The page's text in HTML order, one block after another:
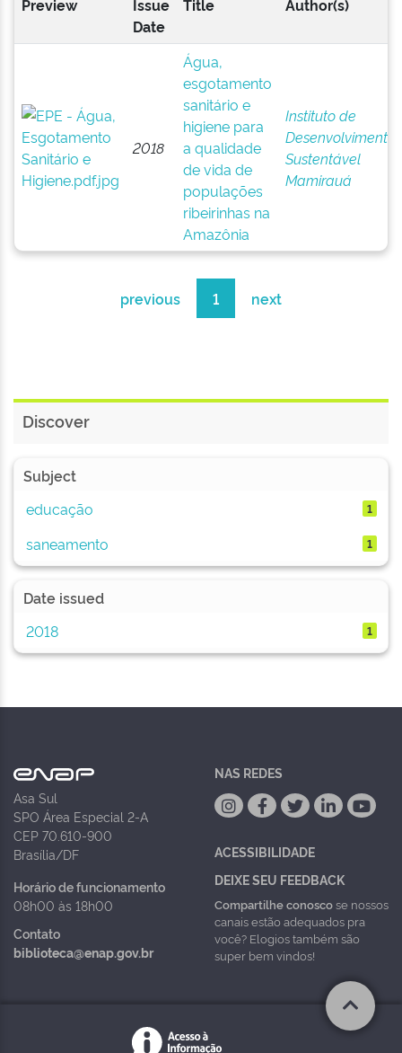
Preview
Issue
Date
Title Author(s)
2018
Água,
esgotamento
sanitário e
higiene para
a qualidade
de vida de
populações
ribeirinhas na
Amazônia
Instituto de
Desenvolvimento
Sustentável
Mamirauá
previous 1 next
Discover
Subject
educação
1
saneamento 1
Date issued
2018
1
Asa Sul
SPO Área Especial 2-A
CEP 70.610-900
Brasília/DF
Horário de funcionamento
08h00 às 18h00
Contato
biblioteca@enap.gov.br
NAS REDES
ACESSIBILIDADE
DEIXE SEU FEEDBACK
Compartilhe conoscose nossos
canais estão adequados pra
você? Elogios também são
super bem vindos!